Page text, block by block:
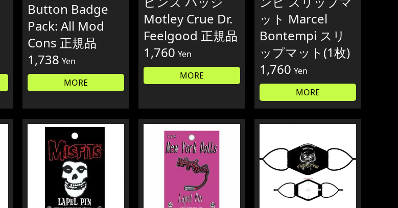
Button Badge
Pack: All Mod
Cons 正規品
1,738 Yen
MORE
Motley Crue Dr.
Feelgood 正規品
1,760 Yen
MORE
ット Marcel
Bontempi スリ
ップマット(1枚)
1,760 Yen
MORE